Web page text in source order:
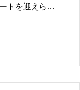
トを迎えられ
タムや仕様変